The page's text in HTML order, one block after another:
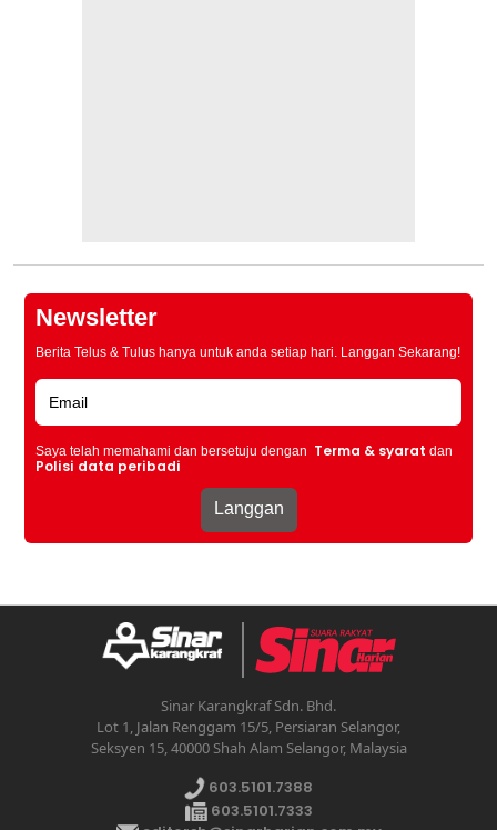
Newsletter
Berita Telus & Tulus hanya untuk anda setiap hari. Langgan Sekarang!
Saya telah memahami dan bersetuju dengan Terma & syarat dan
Polisi data peribadi
Sinar Karangkraf Sdn. Bhd.
Lot 1, Jalan Renggam 15/5, Persiaran Selangor,
Seksyen 15, 40000 Shah Alam Selangor, Malaysia
603.5101.7388
603.5101.7333